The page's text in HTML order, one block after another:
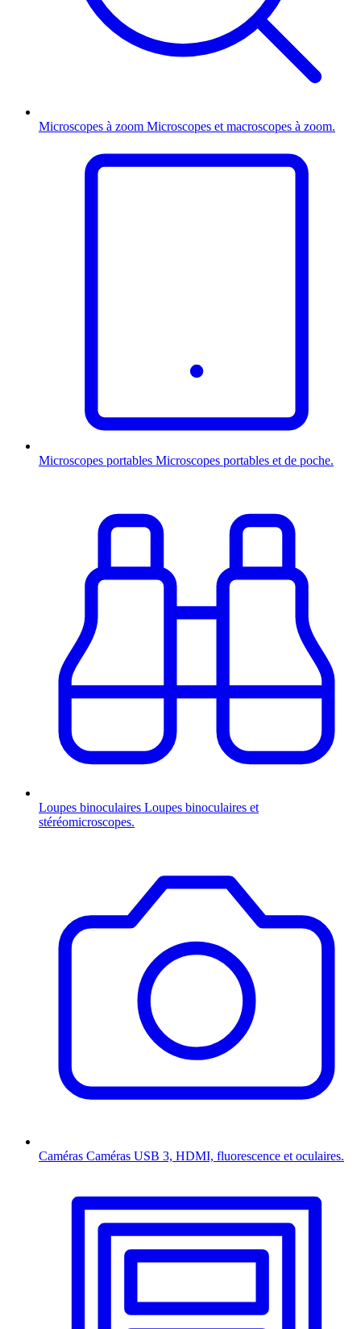
Microscopes à zoom Microscopes et macroscopes à zoom.
Microscopes portables Microscopes portables et de poche.
Loupes binoculaires Loupes binoculaires et
stéréomicroscopes.
Caméras Caméras USB 3, HDMI, fluorescence et oculaires.